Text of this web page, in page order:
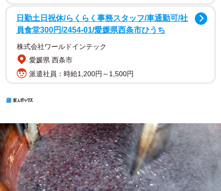
日勤土日祝休/らくらく事務スタッフ/車通勤可/社
員食堂300円/2454-01/愛媛県西条市ひうち
株式会社ワールドインテック
愛媛県 西条市
派遣社員：時給1,200円～1,500円